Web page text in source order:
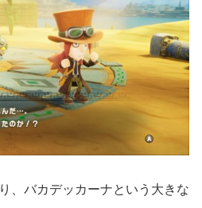
、バカデッカーナという大きな